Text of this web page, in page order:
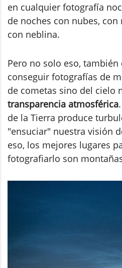
en cualquier fotografía
de noches con nubes,
con neblina.
Pero no solo eso,
conseguir fotografías de
de cometas sino del cielo
transparencia atmosférica
de la Tierra produce
"ensuciar" nuestra visión
eso, los mejores lugares
fotografiarlo son